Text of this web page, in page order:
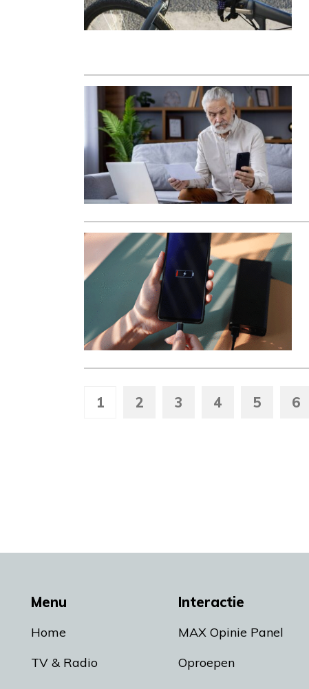
1 2 3 4 5 6
Menu
Home
TV & Radio
Interactie
MAX Opinie Panel
Oproepen